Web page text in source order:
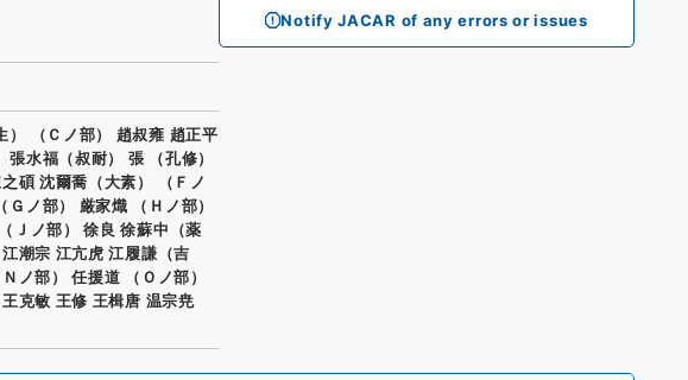
Notify JACAR of any errors or issues
） （Ｃノ部） 趙叔雍 趙正平
水福（叔耐） 張 （孔修）
碩 沈爾喬（大素） （Ｆノ
ノ部） 厳家熾 （Ｈノ部）
Ｊノ部） 徐良 徐蘇中（薬
潮宗 江亢虎 江履謙（吉
ノ部） 任援道 （Ｏノ部）
克敏 王修 王楫唐 温宗尭